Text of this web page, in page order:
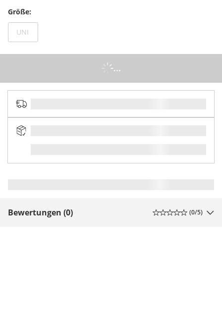
Größe:
UNI
...
Bewertungen (0) (0/5)